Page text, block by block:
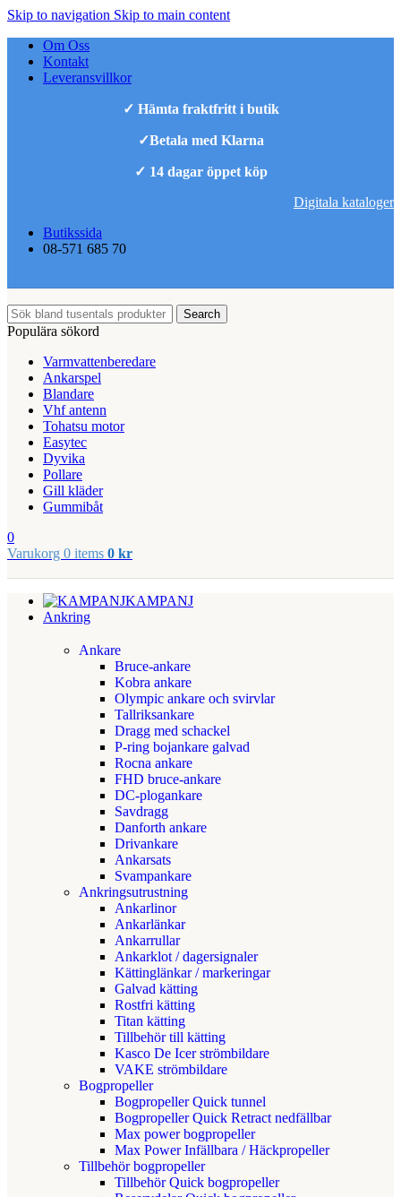
Skip to navigation Skip to main content
Om Oss
Kontakt
Leveransvillkor
✓ Hämta fraktfritt i butik
✓Betala med Klarna
✓ 14 dagar öppet köp
Digitala kataloger
Butikssida
08-571 685 70
Search
Populära sökord
Varmvattenberedare
Ankarspel
Blandare
Vhf antenn
Tohatsu motor
Easytec
Dyvika
Pollare
Gill kläder
Gummibåt
0
Varukorg 0 items 0 kr
KAMPANJ
Ankring
Ankare
Bruce-ankare
Kobra ankare
Olympic ankare och svirvlar
Tallriksankare
Dragg med schackel
P-ring bojankare galvad
Rocna ankare
FHD bruce-ankare
DC-plogankare
Savdragg
Danforth ankare
Drivankare
Ankarsats
Svampankare
Ankringsutrustning
Ankarlinor
Ankarlänkar
Ankarrullar
Ankarklot / dagersignaler
Kättinglänkar / markeringar
Galvad kätting
Rostfri kätting
Titan kätting
Tillbehör till kätting
Kasco De Icer strömbildare
VAKE strömbildare
Bogpropeller
Bogpropeller Quick tunnel
Bogpropeller Quick Retract nedfällbar
Max power bogpropeller
Max Power Infällbara / Häckpropeller
Tillbehör bogpropeller
Tillbehör Quick bogpropeller